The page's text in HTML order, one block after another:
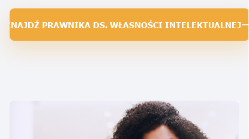
ZNAJDŹ PRAWNIKA DS. WŁASNOŚCI INTELEKTUALNEJ